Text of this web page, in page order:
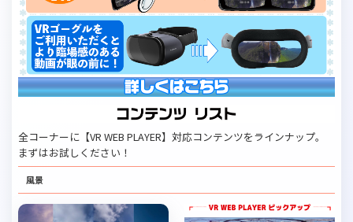
全コーナーに【VR WEB PLAYER】対応コンテンツをラインナップ。
まずはお試しください！
風景